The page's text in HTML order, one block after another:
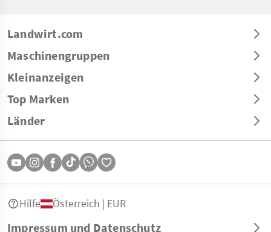
Landwirt.com
Maschinengruppen
Kleinanzeigen
Top Marken
Länder
Impressum und Datenschutz
Hilfe Österreich | EUR